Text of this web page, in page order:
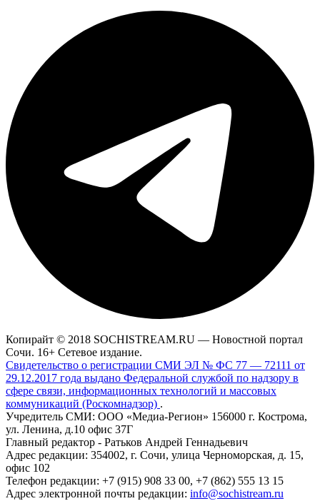
Копирайт © 2018 SOCHISTREAM.RU — Новостной портал
Сочи. 16+ Сетевое издание.
Свидетельство о регистрации СМИ ЭЛ № ФС 77 — 72111 от
29.12.2017 года выдано Федеральной службой по надзору в
сфере связи, информационных технологий и массовых
коммуникаций (Роскомнадзор) .
Учредитель СМИ: ООО «Медиа-Регион» 156000 г. Кострома,
ул. Ленина, д.10 офис 37Г
Главный редактор - Ратьков Андрей Геннадьевич
Адрес редакции: 354002, г. Сочи, улица Черноморская, д. 15,
офис 102
Телефон редакции: +7 (915) 908 33 00, +7 (862) 555 13 15
Адрес электронной почты редакции: info@sochistream.ru